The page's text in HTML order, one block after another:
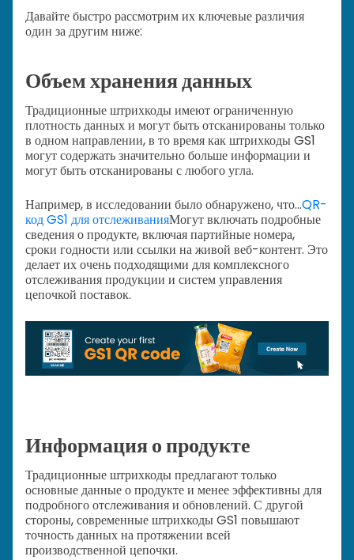
Давайте быстро рассмотрим их ключевые различия
один за другим ниже:
Объем хранения данных
Традиционные штрихкоды имеют ограниченную
плотность данных и могут быть отсканированы только
в одном направлении, в то время как штрихкоды GS1
могут содержать значительно больше информации и
могут быть отсканированы с любого угла.
Например, в исследовании было обнаружено, что...QR-
код GS1 для отслеживанияМогут включать подробные
сведения о продукте, включая партийные номера,
сроки годности или ссылки на живой веб-контент. Это
делает их очень подходящими для комплексного
отслеживания продукции и систем управления
цепочкой поставок.
Информация о продукте
Традиционные штрихкоды предлагают только
основные данные о продукте и менее эффективны для
подробного отслеживания и обновлений. С другой
стороны, современные штрихкоды GS1 повышают
точность данных на протяжении всей
производственной цепочки.